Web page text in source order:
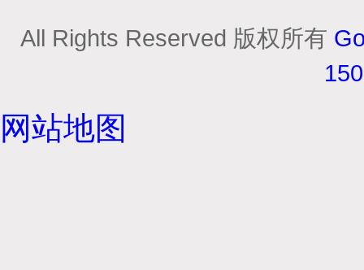
All Rights Reserved 版权所有
网站地图